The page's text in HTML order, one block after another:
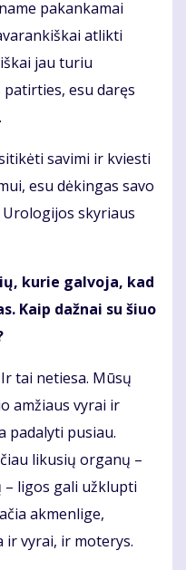
pakankamai
atlikti
jau turiu
esu daręs
savimi ir kviesti
esu dėkingas savo
skyriaus
kurie galvoja, kad
Kaip dažnai su šiuo
tai netiesa. Mūsų
amžiaus vyrai ir
padalyti pusiau.
likusių organų –
ligos gali užklupti
akmenlige,
vyrai, ir moterys.